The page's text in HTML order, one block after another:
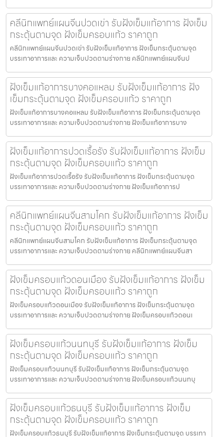
คลีนิกแพทย์แผนจีนปวดเข่า รับฝังเข็มแก้อาการ ฝังเข็ม
กระตุ้นตามจุด ฝังเข็มครอบแก้ว ราคาถูก
คลีนิกแพทย์แผนจีนปวดเข่า รับฝังเข็มแก้อาการ ฝังเข็มกระตุ้นตามจุด
บรรเทาอาการและ ความเจ็บปวดตามร่างกาย คลีนิกแพทย์แผนจีนป
ฝังเข็มแก้อาการบางคอแหลม รับฝังเข็มแก้อาการ ฝัง
เข็มกระตุ้นตามจุด ฝังเข็มครอบแก้ว ราคาถูก
ฝังเข็มแก้อาการบางคอแหลม รับฝังเข็มแก้อาการ ฝังเข็มกระตุ้นตามจุด
บรรเทาอาการและ ความเจ็บปวดตามร่างกาย ฝังเข็มแก้อาการบาง
ฝังเข็มแก้อาการปวดเรื้อรัง รับฝังเข็มแก้อาการ ฝังเข็ม
กระตุ้นตามจุด ฝังเข็มครอบแก้ว ราคาถูก
ฝังเข็มแก้อาการปวดเรื้อรัง รับฝังเข็มแก้อาการ ฝังเข็มกระตุ้นตามจุด
บรรเทาอาการและ ความเจ็บปวดตามร่างกาย ฝังเข็มแก้อาการป
คลีนิกแพทย์แผนจีนสามโคก รับฝังเข็มแก้อาการ ฝังเข็ม
กระตุ้นตามจุด ฝังเข็มครอบแก้ว ราคาถูก
คลีนิกแพทย์แผนจีนสามโคก รับฝังเข็มแก้อาการ ฝังเข็มกระตุ้นตามจุด
บรรเทาอาการและ ความเจ็บปวดตามร่างกาย คลีนิกแพทย์แผนจีนสา
ฝังเข็มครอบแก้วดอนเมือง รับฝังเข็มแก้อาการ ฝังเข็ม
กระตุ้นตามจุด ฝังเข็มครอบแก้ว ราคาถูก
ฝังเข็มครอบแก้วดอนเมือง รับฝังเข็มแก้อาการ ฝังเข็มกระตุ้นตามจุด
บรรเทาอาการและ ความเจ็บปวดตามร่างกาย ฝังเข็มครอบแก้วดอนเ
ฝังเข็มครอบแก้วนนทบุรี รับฝังเข็มแก้อาการ ฝังเข็ม
กระตุ้นตามจุด ฝังเข็มครอบแก้ว ราคาถูก
ฝังเข็มครอบแก้วนนทบุรี รับฝังเข็มแก้อาการ ฝังเข็มกระตุ้นตามจุด
บรรเทาอาการและ ความเจ็บปวดตามร่างกาย ฝังเข็มครอบแก้วนนทบุ
ฝังเข็มครอบแก้วธนบุรี รับฝังเข็มแก้อาการ ฝังเข็ม
กระตุ้นตามจุด ฝังเข็มครอบแก้ว ราคาถูก
ฝังเข็มครอบแก้วธนบุรี รับฝังเข็มแก้อาการ ฝังเข็มกระตุ้นตามจุด บรรเทา